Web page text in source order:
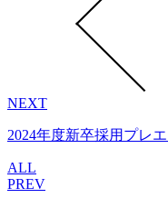
NEXT
2024年度新卒採用プレ
ALL
PREV